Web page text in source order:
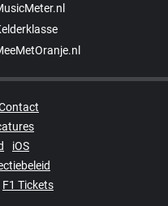
iOS
F1 Tickets